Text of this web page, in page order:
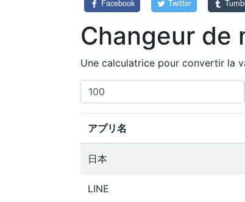
Facebook Twitter
Changeur de
Une calculatrice pour convertir la
アプリ名
日本
LINE